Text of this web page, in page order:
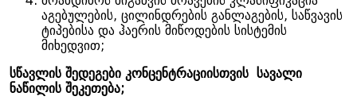
აგებულების, ცილინდრების განლაგების, საწვავის
ტიპებისა და ჰაერის მიწოდების სისტემის
მიხედვით;
სწავლის შედეგები კონცენტრაციისთვის სავალი
ნაწილის შეკეთება;